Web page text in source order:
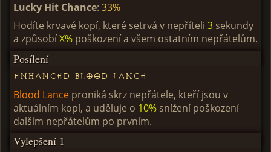
Lucky Hit Chance: 33%
Hodíte krvavé kopí, které setrvá v nepříteli 3 sekundy
a způsobíX% poškození a všem ostatním nepřátelům.
Posílení
Enhanced Blood Lance
Blood Lance proniká skrz nepřátele, kteří jsou v
aktuálním kopí, a uděluje o 10% snížení poškození
dalším nepřátelům po prvním.
Vylepšení 1